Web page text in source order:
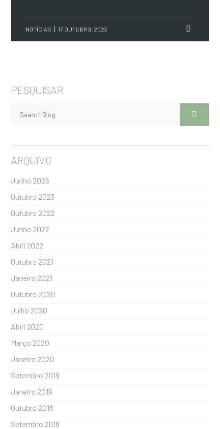
NOTÍCIAS 17 OUTUBRO, 2023
PESQUISAR
ARQUIVO
Junho 2026
Outubro 2023
Outubro 2022
Junho 2022
Abril 2022
Outubro 2021
Janeiro 2021
Outubro 2020
Julho 2020
Abril 2020
Março 2020
Janeiro 2020
Setembro 2019
Janeiro 2019
Outubro 2018
Setembro 2018